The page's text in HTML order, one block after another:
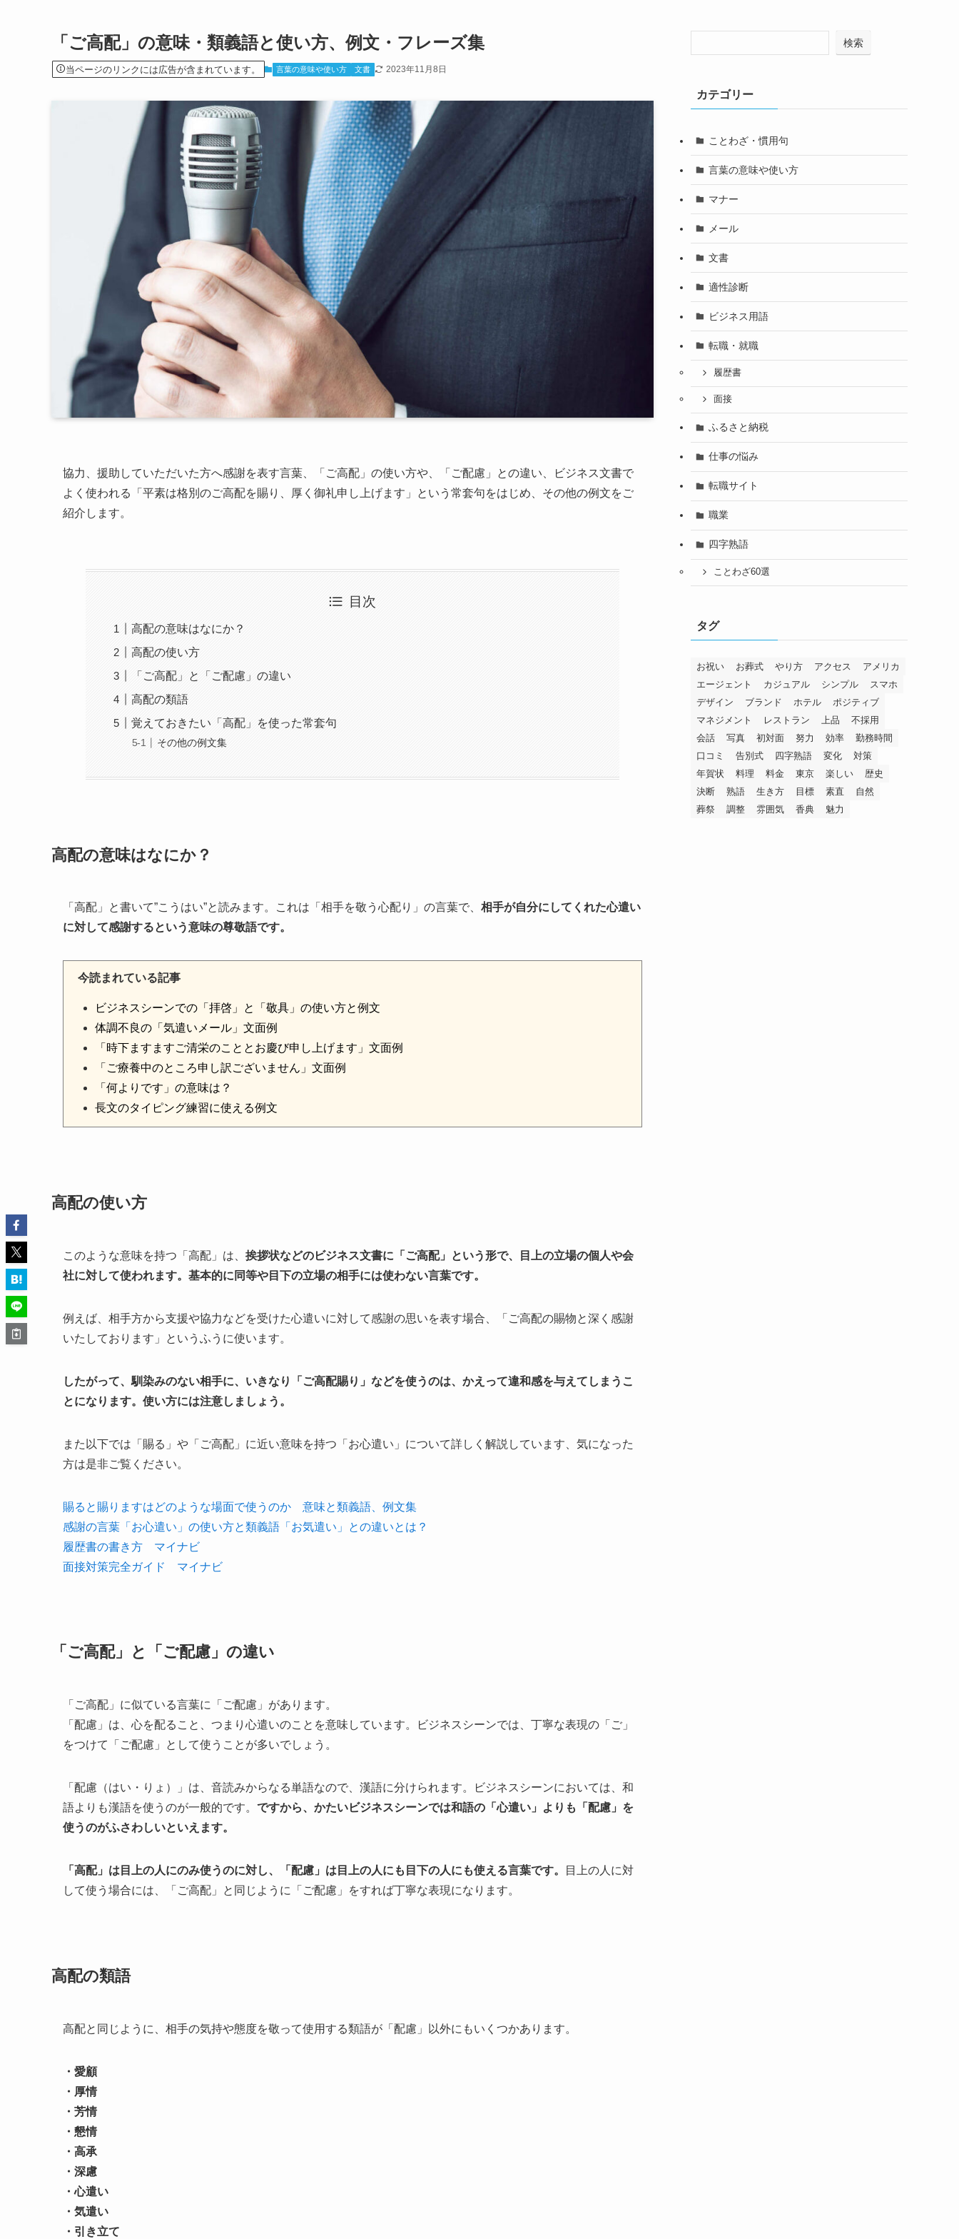
「ご高配」の意味・類義語と使い方、例文・フレーズ集
当ページのリンクには広告が含まれています。 言葉の意味や使い方 文書 2023年11月8日
協力、援助していただいた方へ感謝を表す言葉、「ご高配」の使い方や、「ご配慮」との違い、ビジネス文書で
よく使われる「平素は格別のご高配を賜り、厚く御礼申し上げます」という常套句をはじめ、その他の例文をご
紹介します。
目次
高配の意味はなにか？
高配の使い方
「ご高配」と「ご配慮」の違い
高配の類語
覚えておきたい「高配」を使った常套句
その他の例文集
高配の意味はなにか？
「高配」と書いて”こうはい”と読みます。これは「相手を敬う心配り」の言葉で、 相手が自分にしてくれた心遣い
に対して感謝するという意味の尊敬語です。
今読まれている記事
ビジネスシーンでの「拝啓」と「敬具」の使い方と例文
体調不良の「気遣いメール」文面例
「時下ますますご清栄のこととお慶び申し上げます」文面例
「ご療養中のところ申し訳ございません」文面例
「何よりです」の意味は？
長文のタイピング練習に使える例文
高配の使い方
このような意味を持つ「高配」は、 挨拶状などのビジネス文書に「ご高配」という形で、目上の立場の個人や会
社に対して使われます。基本的に同等や目下の立場の相手には使わない言葉です。
例えば、相手方から支援や協力などを受けた心遣いに対して感謝の思いを表す場合、「ご高配の賜物と深く感謝
いたしております」というふうに使います。
したがって、馴染みのない相手に、いきなり「ご高配賜り」などを使うのは、かえって違和感を与えてしまうこ
とになります。使い方には注意しましょう。
また以下では「賜る」や「ご高配」に近い意味を持つ「お心遣い」について詳しく解説しています、気になった
方は是非ご覧ください。
賜ると賜りますはどのような場面で使うのか 意味と類義語、例文集
感謝の言葉「お心遣い」の使い方と類義語「お気遣い」との違いとは？
履歴書の書き方 マイナビ
面接対策完全ガイド マイナビ
「ご高配」と「ご配慮」の違い
「ご高配」に似ている言葉に「ご配慮」があります。
「配慮」は、心を配ること、つまり心遣いのことを意味しています。ビジネスシーンでは、丁寧な表現の「ご」
をつけて「ご配慮」として使うことが多いでしょう。
「配慮（はい・りょ）」は、音読みからなる単語なので、漢語に分けられます。ビジネスシーンにおいては、和
語よりも漢語を使うのが一般的です。 ですから、かたいビジネスシーンでは和語の「心遣い」よりも「配慮」を
使うのがふさわしいといえます。
「高配」は目上の人にのみ使うのに対し、「配慮」は目上の人にも目下の人にも使える言葉です。
目上の人に対
して使う場合には、「ご高配」と同じように「ご配慮」をすれば丁寧な表現になります。
高配の類語
高配と同じように、相手の気持や態度を敬って使用する類語が「配慮」以外にもいくつかあります。
・愛顧
・厚情
・芳情
・懇情
・高承
・深慮
・心遣い
・気遣い
・引き立て
検索
カテゴリー
ことわざ・慣用句
言葉の意味や使い方
マナー
メール
文書
適性診断
ビジネス用語
転職・就職
履歴書
面接
ふるさと納税
仕事の悩み
転職サイト
職業
四字熟語
ことわざ60選
タグ
お祝い お葬式 やり方 アクセス
アメリカ
エージェント
カジュアル シンプル
スマホ
デザイン
ブランド ホテル
ポジティブ
マネジメント
レストラン 上品
不採用
会話
写真 初対面 努力 効率
勤務時間
口コミ
告別式 四字熟語 変化
対策
年賀状
料理 料金 東京 楽しい
歴史
決断
熟語 生き方 目標 素直
自然
葬祭
調整 雰囲気 香典 魅力